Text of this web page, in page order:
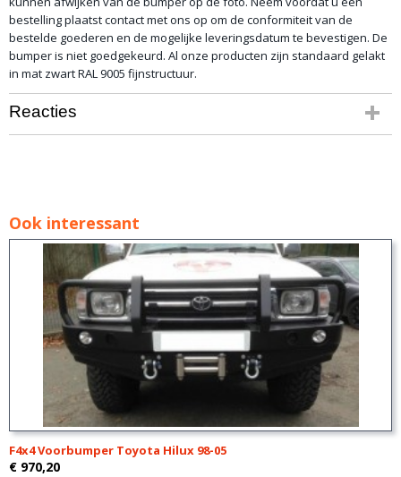
bestelling plaatst contact met ons op om de conformiteit van de
bestelde goederen en de mogelijke leveringsdatum te bevestigen. De
bumper is niet goedgekeurd. Al onze producten zijn standaard gelakt
in mat zwart RAL 9005 fijnstructuur.
Reacties
Ook interessant
F4x4 Voorbumper Toyota Hilux 98-05
€ 970,20